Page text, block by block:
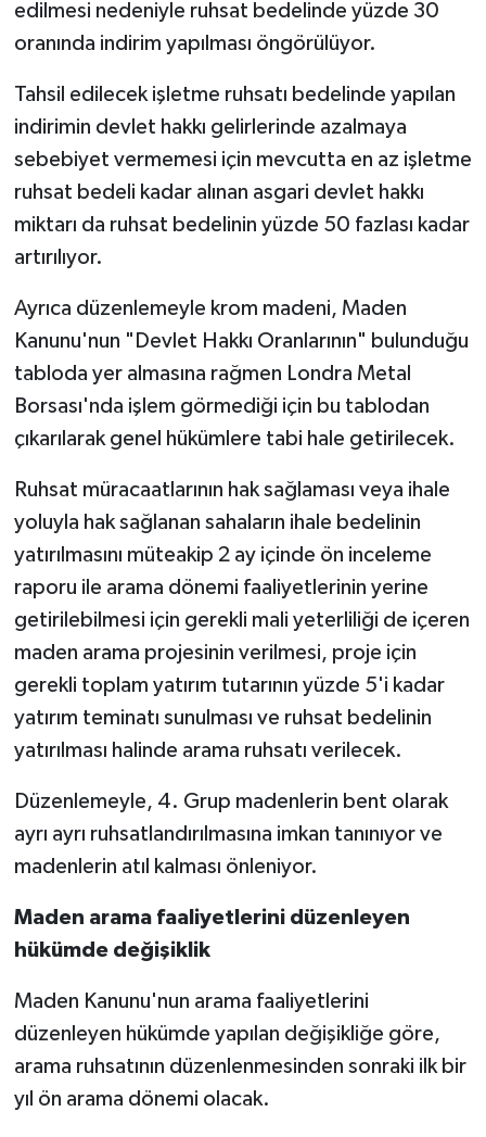
edilmesi nedeniyle ruhsat bedelinde yüzde 30
oranında indirim yapılması öngörülüyor.
Tahsil edilecek işletme ruhsatı bedelinde yapılan
indirimin devlet hakkı gelirlerinde azalmaya
sebebiyet vermemesi için mevcutta en az işletme
ruhsat bedeli kadar alınan asgari devlet hakkı
miktarı da ruhsat bedelinin yüzde 50 fazlası kadar
artırılıyor.
Ayrıca düzenlemeyle krom madeni, Maden
Kanunu'nun "Devlet Hakkı Oranlarının" bulunduğu
tabloda yer almasına rağmen Londra Metal
Borsası'nda işlem görmediği için bu tablodan
çıkarılarak genel hükümlere tabi hale getirilecek.
Ruhsat müracaatlarının hak sağlaması veya ihale
yoluyla hak sağlanan sahaların ihale bedelinin
yatırılmasını müteakip 2 ay içinde ön inceleme
raporu ile arama dönemi faaliyetlerinin yerine
getirilebilmesi için gerekli mali yeterliliği de içeren
maden arama projesinin verilmesi, proje için
gerekli toplam yatırım tutarının yüzde 5'i kadar
yatırım teminatı sunulması ve ruhsat bedelinin
yatırılması halinde arama ruhsatı verilecek.
Düzenlemeyle, 4. Grup madenlerin bent olarak
ayrı ayrı ruhsatlandırılmasına imkan tanınıyor ve
madenlerin atıl kalması önleniyor.
Maden arama faaliyetlerini düzenleyen
hükümde değişiklik
Maden Kanunu'nun arama faaliyetlerini
düzenleyen hükümde yapılan değişikliğe göre,
arama ruhsatının düzenlenmesinden sonraki ilk bir
yıl ön arama dönemi olacak.